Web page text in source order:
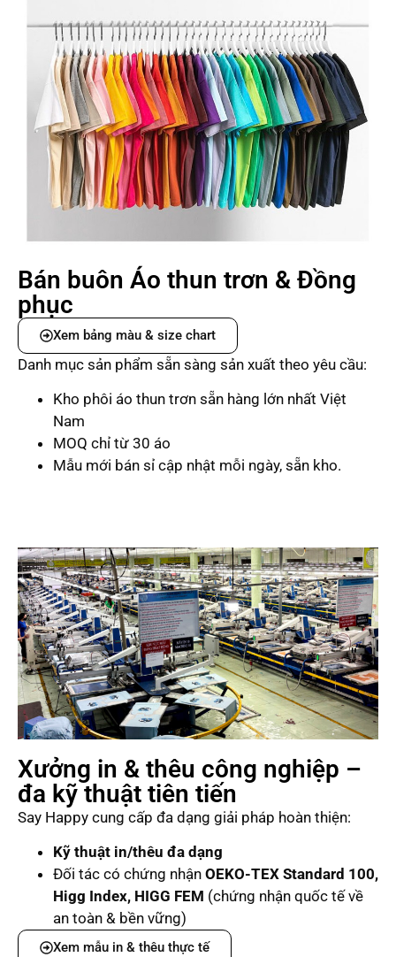
Bán buôn Áo thun trơn & Đồng
phục
Xem bảng màu & size chart
Danh mục sản phẩm sẵn sàng sản xuất theo yêu cầu:
Kho phôi áo thun trơn sẵn hàng lớn nhất Việt
Nam
MOQ chỉ từ 30 áo
Mẫu mới bán sỉ cập nhật mỗi ngày, sẵn kho.
Xưởng in & thêu công nghiệp –
đa kỹ thuật tiên tiến
Say Happy cung cấp đa dạng giải pháp hoàn thiện:
Kỹ thuật in/thêu đa dạng
Đối tác có chứng nhận OEKO-TEX Standard 100,
Higg Index, HIGG FEM (chứng nhận quốc tế về
an toàn & bền vững)
Xem mẫu in & thêu thực tế